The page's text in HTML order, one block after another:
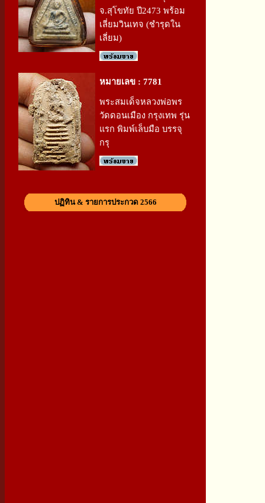
จ.สุโขทัย ปี2473 พร้อม
เลี่ยมวินเทจ (ชำรุดใน
เลี่ยม)
หมายเลข : 7781
พระสมเด็จหลวงพ่อพร
วัดดอนเมือง กรุงเทพ รุ่น
แรก พิมพ์เล็บมือ บรรจุ
กรุ
ปฏิทิน & รายการประกวด 2566